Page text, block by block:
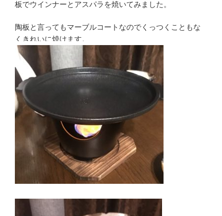
板でウインナーとアスパラを焼いてみました。
陶板と言ってもマーブルコートなのでくっつくこともな
くきれいに焼けます。